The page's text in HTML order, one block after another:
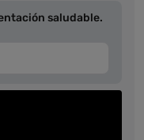
saludable.